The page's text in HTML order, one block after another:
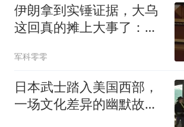
伊朗拿到实锤证据，大乌
这回真的摊上大事了：私
军科零零
日本武士踏入美国西部，
一场文化差异的幽默故事